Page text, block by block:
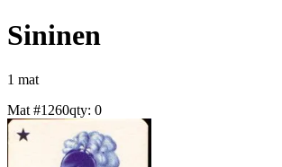
Sininen
1 mat
Mat #1260qty: 0